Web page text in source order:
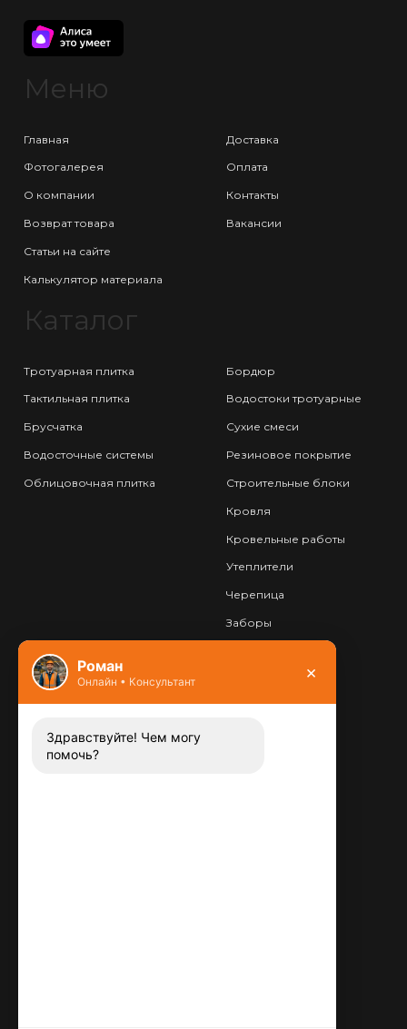
Меню
Главная
Фотогалерея
О компании
Возврат товара
Статьи на сайте
Калькулятор материала
Доставка
Оплата
Контакты
Вакансии
Каталог
Тротуарная плитка
Тактильная плитка
Брусчатка
Водосточные системы
Облицовочная плитка
Бордюр
Водостоки тротуарные
Сухие смеси
Резиновое покрытие
Строительные блоки
Кровля
Кровельные работы
Утеплители
Черепица
Заборы
Контакты
Заказать звонок
Роман
Онлайн • Консультант ×
Здравствуйте! Чем могу
помочь?